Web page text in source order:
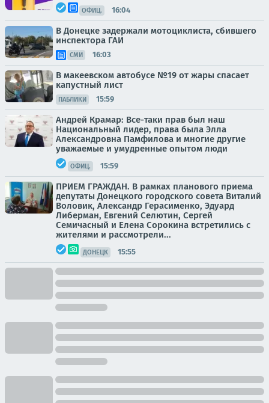
ОФИЦ. 16:04
В Донецке задержали мотоциклиста, сбившего
инспектора ГАИ
СМИ 16:03
В макеевском автобусе №19 от жары спасает
капустный лист
ПАБЛИКИ 15:59
Андрей Крамар: Все-таки прав был наш
Национальный лидер, права была Элла
Александровна Памфилова и многие другие
уважаемые и умудренные опытом люди
ОФИЦ. 15:59
ПРИЕМ ГРАЖДАН. В рамках планового приема
депутаты Донецкого городского совета Виталий
Воловик, Александр Герасименко, Эдуард
Либерман, Евгений Селютин, Сергей
Семичасный и Елена Сорокина встретились с
жителями и рассмотрели...
ДОНЕЦК 15:55